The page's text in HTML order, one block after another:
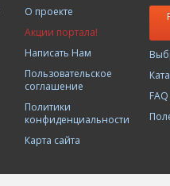
О проекте
Акции портала!
Написать Нам
Пользовательское
соглашение
Политики
конфиденциальности
Карта сайта
FAQ